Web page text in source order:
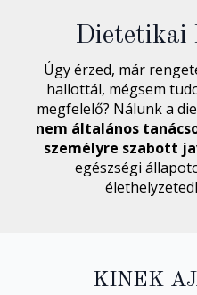
Dietetikai
Úgy érzed, már
hallottál, mégsem
megfelelő? Nálunk a
nem általános
személyre szabott
egészségi
KINEK